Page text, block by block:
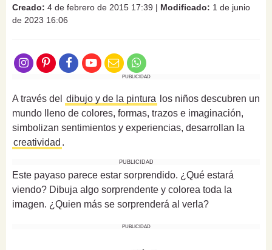
Creado: 4 de febrero de 2015 17:39 | Modificado: 1 de junio
de 2023 16:06
PUBLICIDAD
A través del dibujo y de la pintura
los niños descubren un
mundo lleno de colores, formas, trazos e imaginación,
simbolizan sentimientos y experiencias, desarrollan la
creatividad .
PUBLICIDAD
Este payaso parece estar sorprendido. ¿Qué estará
viendo? Dibuja algo sorprendente y colorea toda la
imagen. ¿Quien más se sorprenderá al verla?
PUBLICIDAD